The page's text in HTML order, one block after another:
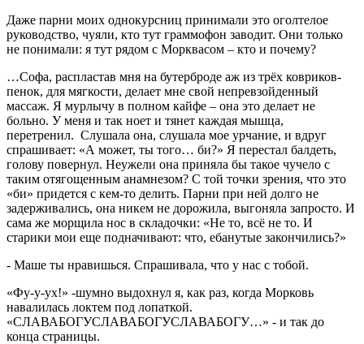
Даже парни моих однокурсниц принимали это оголтелое
руководство, чуяли, кто тут граммофон заводит. Они только
не понимали: я тут рядом с Морквасом – кто и почему?
…Софа, распластав мня на бутерброде аж из трёх ковриков-
пенок, для мягкости, делает мне свой непревзойденный
массаж. Я мурлычу в полном кайфе – она это делает не
больно. У меня и так ноет и тянет каждая мышца,
перетренил. Слушала она, слушала мое урчание, и вдруг
спрашивает: «А может, ты того… би?» Я перестал балдеть,
голову повернул. Неужели она приняла бы такое чучело с
таким отягощенным анамнезом? С той точки зрения, что это
«би» придется с кем-то делить. Парни при ней долго не
задерживались, она никем не дорожила, выгоняла запросто. И
сама же морщила нос в складочки: «Не то, всё не то. И
старики мои еще подначивают: что, ебанутые закончились?»
- Маше ты нравишься. Спрашивала, что у нас с тобой.
«Фу-у-ух!» -шумно выдохнул я, как раз, когда Морковь
навалилась локтем под лопаткой.
«СЛАВАБОГУСЛАВАБОГУСЛАВАБОГУ…» - и так до
конца страницы.